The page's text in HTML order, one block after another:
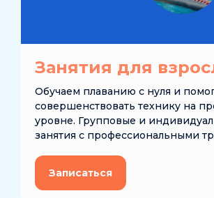
Занятия для
Обучаем плаванию с нуля и
совершенствовать технику на
уровне. Групповые и
занятия с профессиональными
Записаться